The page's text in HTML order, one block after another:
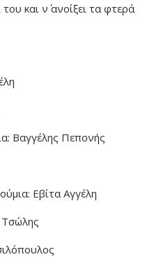
και ν΄ ανοίξει τα φτερά
Βαγγέλης Πεπονής
Εβίτα Αγγέλη